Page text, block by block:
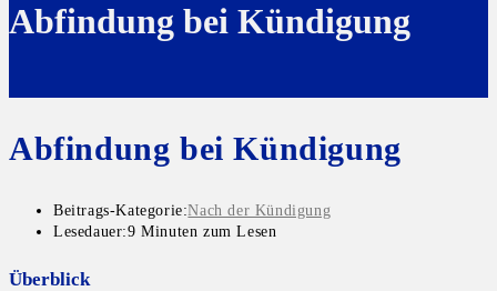
Abfindung bei Kündigung
Abfindung bei Kündigung
Beitrags-Kategorie:Nach der Kündigung
Lesedauer:9 Minuten zum Lesen
Überblick